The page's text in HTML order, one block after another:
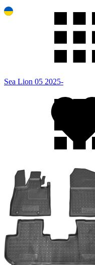
Sea Lion 05 2025-
Sea Lion 06 2025-
Song Plus EV 2021-